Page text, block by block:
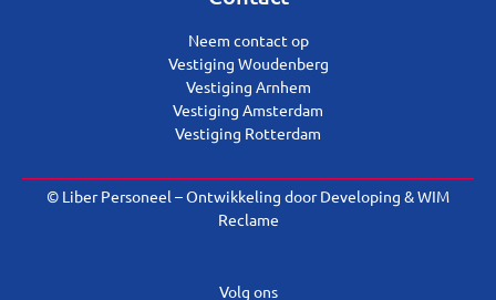
Neem contact op
Vestiging Woudenberg
Vestiging Arnhem
Vestiging Amsterdam
Vestiging Rotterdam
© Liber Personeel – Ontwikkeling doorDeveloping &WIM
Reclame
Volg ons